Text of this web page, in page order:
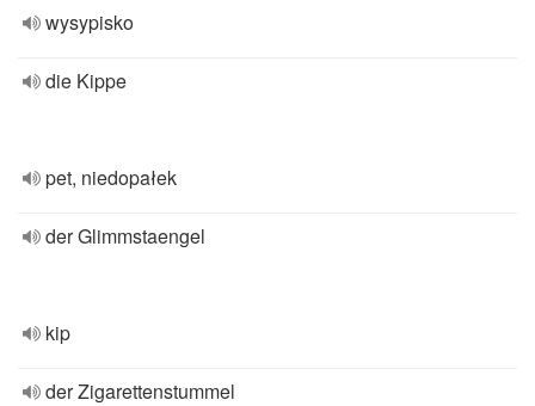
wysypisko
die Kippe
pet, niedopałek
der Glimmstaengel
kip
der Zigarettenstummel